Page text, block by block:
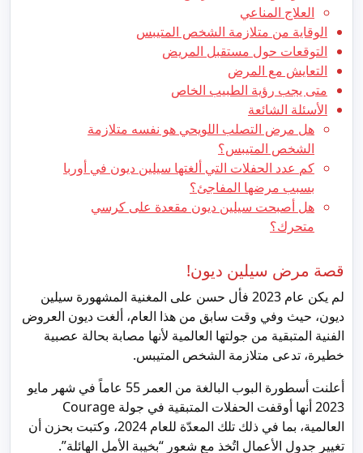
العلاج المناعي
الوقاية من متلازمة الشخص المتيبس
التوقعات حول مستقبل المريض
التعايش مع المرض
متى يجب رؤية الطبيب الخاص
الأسئلة الشائعة
هل مرض التصلب اللويحي هو نفسه متلازمة
الشخص المتيبس؟
كم عدد الحفلات التي ألغتها سيلين ديون في أوربا
بسبب مرضها المفاجئ؟
هل أصبحت سيلين ديون مقعدة على كرسي
متحرك؟
قصة مرض سيلين ديون!
لم يكن عام 2023 فأل حسن على المغنية المشهورة سيلين
ديون، حيث وفي وقت سابق من هذا العام، ألغت ديون العروض
الفنية المتبقية من جولتها العالمية لأنها مصابة بحالة عصبية
خطيرة، تدعى متلازمة الشخص المتيبس.
أعلنت أسطورة البوب البالغة من العمر 55 عاماً في شهر مايو
2023 أنها أوقفت الحفلات المتبقية في جولة Courage
العالمية، بما في ذلك تلك المعدّة للعام 2024، وكتبت بحزن أن
تغيير جدول الأعمال اتُخذ مع شعور “بخيبة الأمل الهائلة”.